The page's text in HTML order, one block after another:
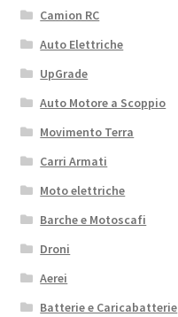
Camion RC
Auto Elettriche
UpGrade
Auto Motore a Scoppio
Movimento Terra
Carri Armati
Moto elettriche
Barche e Motoscafi
Droni
Aerei
Batterie e Caricabatterie